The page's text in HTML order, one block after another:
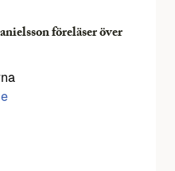
föreläser över